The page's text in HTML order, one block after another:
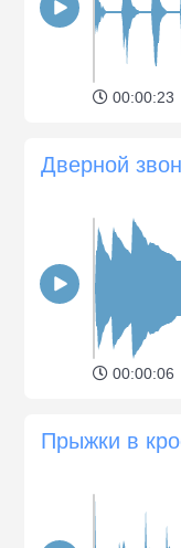
00:00:23
Дверной
00:00:06
Прыжки в